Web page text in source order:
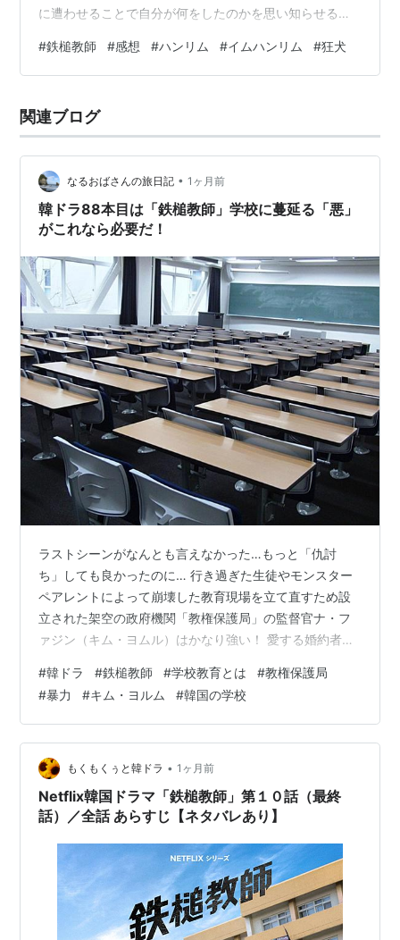
に遭わせることで自分が何をしたのかを思い知らせる。
だ。 つまり、 ・いじめをしていた者をいじめられる側に
・スクールカーストの頂点にいた者をカーストの底辺に
いは ・クスリを学校にバラまいている組織に踏み込んで
撲滅する。 これに政治家や上級国民の思惑が絡んだり、
#鉄槌教師 #感想 #ハンリム #イムハンリム #狂犬
関連ブログ
なるおばさんの旅日記 • 1ヶ月前
韓ドラ88本目は「鉄槌教師」学校に蔓延る「悪」
がこれなら必要だ！
ラストシーンがなんとも言えなかった…もっと「仇討
ち」しても良かったのに… 行き過ぎた生徒やモンスター
ペアレントによって崩壊した教育現場を立て直すため設
立された架空の政府機関「教権保護局」の監督官ナ・フ
ァジン（キム・ヨムル）はかなり強い！ 愛する婚約者チ
はその婚約者の父であるチェ・ガンソク教育部長官が設
立した「教権保護局」の監督官として様々な学校に蔓延
る「悪」に立ち向かっていくというスカッとするドラマ
です。 あそこまで悪いとそれはもう犯罪者であって生徒
では無い！と言えると思うのです。 力で上下関係を作り
イジメの枠を超えてくるような生徒 インフルエ…
#韓ドラ #鉄槌教師 #学校教育とは #教権保護局
#暴力 #キム・ヨルム #韓国の学校
もくもくぅと韓ドラ • 1ヶ月前
Netflix韓国ドラマ「鉄槌教師」第１０話（最終
話）／全話 あらすじ【ネタバレあり】